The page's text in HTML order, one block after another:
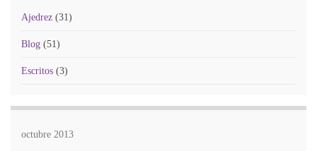
Ajedrez (31)
Blog (51)
Escritos (3)
octubre 2013